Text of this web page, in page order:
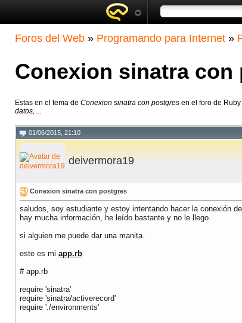
Foros del Web » Programando para Internet »
Conexion sinatra con
Estas en el tema de Conexion sinatra con postgres en el foro de
datos, ...
01/06/2015, 21:10
deivermora19
Conexion sinatra con postgres
saludos, soy estudiante y estoy intentando hacer la conexión
hay mucha información, he leído bastante y no le llego.
si alguien me puede dar una manita.
este es mi app.rb
# app.rb
require 'sinatra'
require 'sinatra/activerecord'
require './environments'